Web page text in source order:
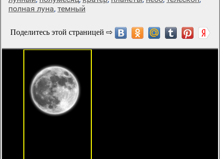
полная луна, темный